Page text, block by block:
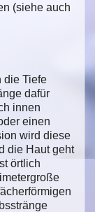
(siehe auch
die Tiefe
dafür
innen
einen
wird diese
die Haut geht
örtlich